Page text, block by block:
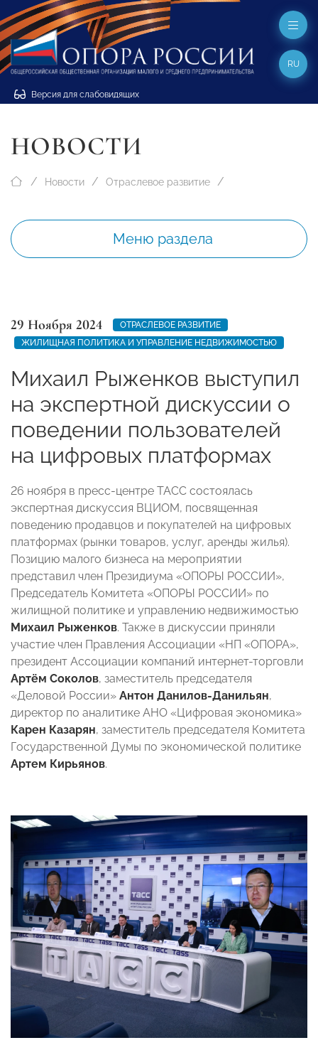
Версия для слабовидящих
RU
НОВОСТИ
Новости Отраслевое развитие
Меню раздела
29 Ноября 2024
ОТРАСЛЕВОЕ РАЗВИТИЕ
ЖИЛИЩНАЯ ПОЛИТИКА И УПРАВЛЕНИЕ НЕДВИЖИМОСТЬЮ
Михаил Рыженков выступил
на экспертной дискуссии о
поведении пользователей
на цифровых платформах
26 ноября в пресс-центре ТАСС состоялась
экспертная дискуссия ВЦИОМ, посвященная
поведению продавцов и покупателей на цифровых
платформах (рынки товаров, услуг, аренды жилья).
Позицию малого бизнеса на мероприятии
представил член Президиума «ОПОРЫ РОССИИ»,
Председатель Комитета «ОПОРЫ РОССИИ» по
жилищной политике и управлению недвижимостью
Михаил Рыженков. Также в дискуссии приняли
участие член Правления Ассоциации «НП «ОПОРА»,
президент Ассоциации компаний интернет-торговли
Артём Соколов, заместитель председателя
«Деловой России» Антон Данилов-Данильян,
директор по аналитике АНО «Цифровая экономика»
Карен Казарян, заместитель председателя Комитета
Государственной Думы по экономической политике
Артем Кирьянов.